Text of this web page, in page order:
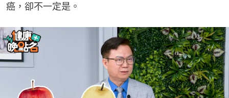
癌，卻不一定是。